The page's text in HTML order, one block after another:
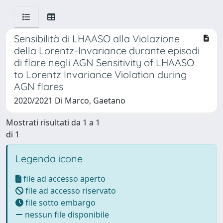
Sensibilità di LHAASO alla Violazione
della Lorentz-Invariance durante episodi
di flare negli AGN Sensitivity of LHAASO
to Lorentz Invariance Violation during
AGN flares
2020/2021 Di Marco, Gaetano
Mostrati risultati da 1 a 1
di 1
Legenda icone
file ad accesso aperto
file ad accesso riservato
file sotto embargo
nessun file disponibile